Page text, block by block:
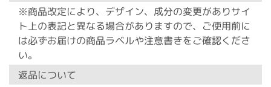
※商品改定により、デザイン、成分の変更がありサイ
ト上の表記と異なる場合がありますので、ご使用前に
は必ずお届けの商品ラベルや注意書きをご確認くださ
い。
返品について